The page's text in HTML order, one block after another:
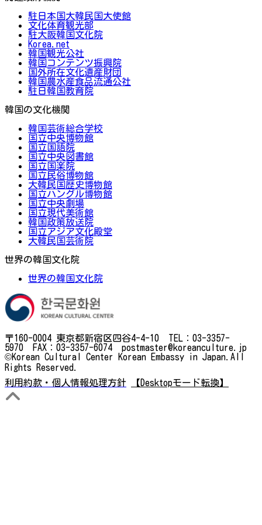
駐日本国大韓民国大使館
文化体育観光部
駐大阪韓国文化院
Korea.net
韓国観光公社
韓国コンテンツ振興院
国外所在文化遺産財団
韓国農水産食品流通公社
駐日韓国教育院
韓国の文化機関
韓国芸術総合学校
国立中央博物館
国立国語院
国立中央図書館
国立国楽院
国立民俗博物館
大韓民国歴史博物館
国立ハングル博物館
国立中央劇場
国立現代美術館
韓国政策放送院
国立アジア文化殿堂
大韓民国芸術院
世界の韓国文化院
世界の韓国文化院
〒160-0004 東京都新宿区四谷4-4-10 TEL：03-3357-
5970 FAX：03-3357-6074 postmaster@koreanculture.jp
©Korean Cultural Center Korean Embassy in Japan.All
Rights Reserved.
利用約款・個人情報処理方針
【Desktopモード転換】